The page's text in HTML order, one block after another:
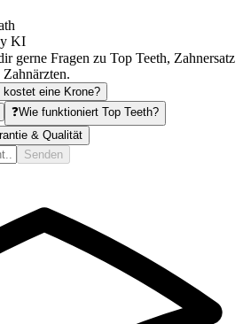
KI
gerne Fragen zu Top Teeth, Zahnersatz
kostet eine Krone?
❓Wie funktioniert Top Teeth?
& Qualität
Senden